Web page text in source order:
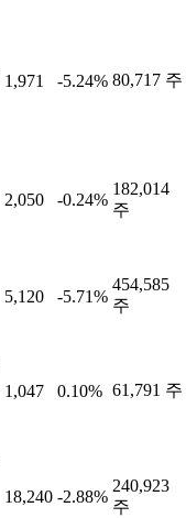
1,971 -5.24% 80,717 주
2,050 -0.24%
182,014
주
5,120 -5.71%
454,585
주
1,047 0.10% 61,791 주
18,240 -2.88%
240,923
주